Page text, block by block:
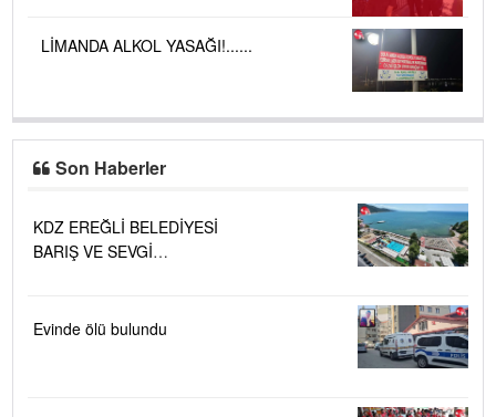
LİMANDA ALKOL YASAĞI!......
Son Haberler
KDZ EREĞLİ BELEDİYESİ
BARIŞ VE SEVGİ
Evinde ölü bulundu